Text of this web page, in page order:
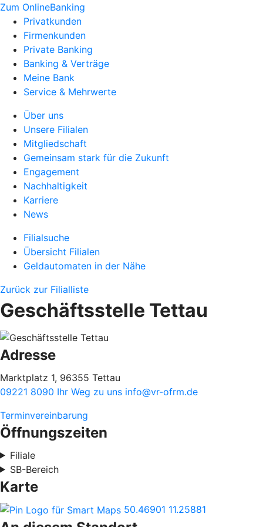
Zum OnlineBanking
Privatkunden
Firmenkunden
Private Banking
Banking & Verträge
Meine Bank
Service & Mehrwerte
Über uns
Unsere Filialen
Mitgliedschaft
Gemeinsam stark für die Zukunft
Engagement
Nachhaltigkeit
Karriere
News
Filialsuche
Übersicht Filialen
Geldautomaten in der Nähe
Zurück zur Filialliste
Geschäftsstelle Tettau
Adresse
Marktplatz 1, 96355 Tettau
09221 8090 Ihr Weg zu uns info@vr-ofrm.de
Terminvereinbarung
Öffnungszeiten
Filiale
SB-Bereich
Karte
50.46901 11.25881